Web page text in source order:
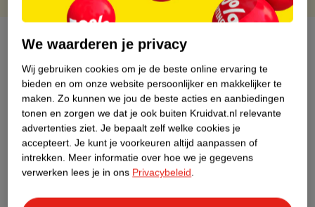
Over dit product
Productinformatie
Etiketinformatie
Nature Impact Score
Dit product heeft (nog) geen Nature
We waarderen je privacy
Wij gebruiken cookies om je de beste online ervaring te
bieden en om onze website persoonlijker en makkelijker te
maken. Zo kunnen we jou de beste acties en aanbiedingen
tonen en zorgen we dat je ook buiten Kruidvat.nl relevante
advertenties ziet. Je bepaalt zelf welke cookies je
accepteert. Je kunt je voorkeuren altijd aanpassen of
intrekken. Meer informatie over hoe we je gegevens
verwerken lees je in ons Privacybeleid.